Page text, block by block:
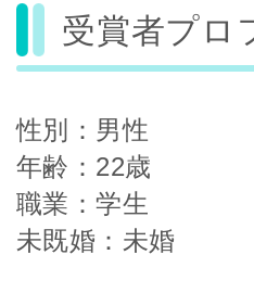
受賞者プロ
性別：男性
年齢：22歳
職業：学生
未既婚：未婚